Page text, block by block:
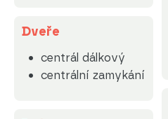
Dveře
centrál dálkový
centrální zamykání